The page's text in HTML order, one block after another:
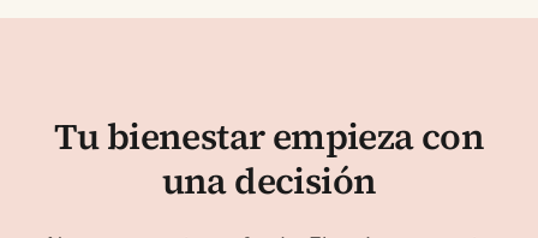
Tu bienestar empieza con
una decisión